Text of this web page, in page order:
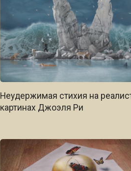
Неудержимая стихия на
картинах Джоэля Ри